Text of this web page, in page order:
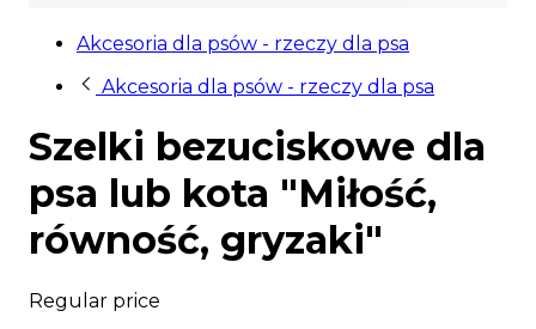
Akcesoria dla psów - rzeczy dla psa
Akcesoria dla psów - rzeczy dla psa
Szelki bezuciskowe dla
psa lub kota "Miłość,
równość, gryzaki"
Regular price